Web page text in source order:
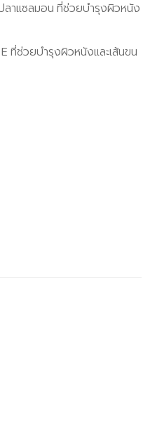
ลาแซลมอน ที่ช่วยบำรุงผิวหนัง
ที่ช่วยบำรุงผิวหนังและเส้นขน